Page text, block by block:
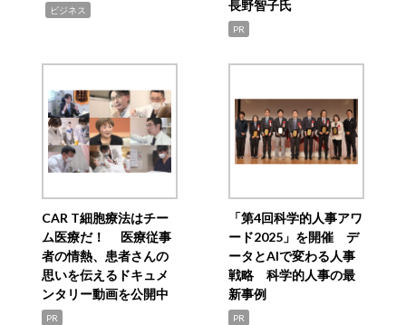
ビジネス
長野智子氏
PR
CAR T細胞療法はチー
ム医療だ！ 医療従事
者の情熱、患者さんの
思いを伝えるドキュメ
ンタリー動画を公開中
PR
「第4回科学的人事アワ
ード2025」を開催 デ
ータとAIで変わる人事
戦略 科学的人事の最
新事例
PR